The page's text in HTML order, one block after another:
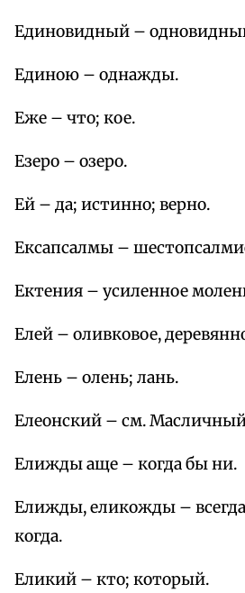
Единовидный –
Единою – однажды.
Еже – что; кое.
Езеро – озеро.
Ей – да; истинно; верно.
Ексапсалмы –
Ектения – усиленное
Елей – оливковое,
Елень – олень; лань.
Елеонский – см.
Елижды аще – когда бы ни.
Елижды, еликожды – всегда
когда.
Еликий – кто; который.